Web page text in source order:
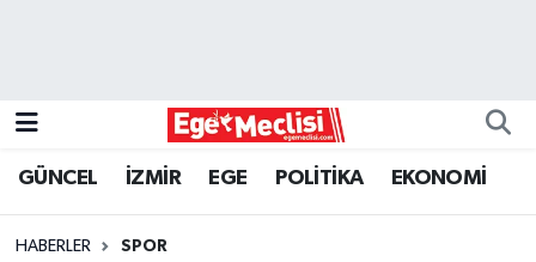
GÜNCEL İZMİR EGE POLİTİKA EKONOMİ
HABERLER SPOR
GÜNCEL